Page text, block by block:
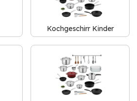
Kochgeschirr Kinder